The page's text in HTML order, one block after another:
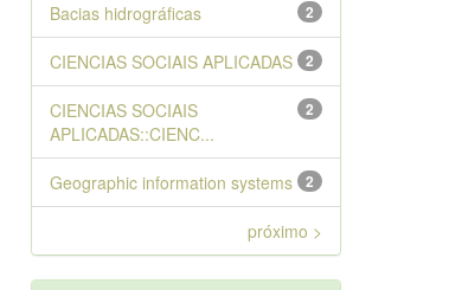
2
Bacias hidrográficas
2
CIENCIAS SOCIAIS APLICADAS
2
CIENCIAS SOCIAIS
APLICADAS::CIENC...
2
Geographic information systems
próximo >